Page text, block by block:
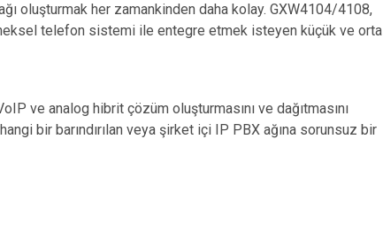
oluşturmak her zamankinden daha kolay. GXW4104/4108,
telefon sistemi ile entegre etmek isteyen küçük ve orta
ve analog hibrit çözüm oluşturmasını ve dağıtmasını
bir barındırılan veya şirket içi IP PBX ağına sorunsuz bir